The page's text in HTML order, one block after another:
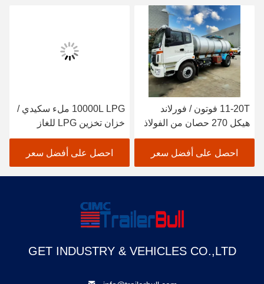
11-20T فوتون / فورلاند
هيكل 270 حصان من الفولاذ
المقاوم للصدأ SS304 ناقل
للماء وتوصيل الطعام
احصل على أفضل سعر
10000L LPG ملء سكيدي /
خزان تخزين LPG للغاز
البترولي المسال
احصل على أفضل سعر
GET INDUSTRY & VEHICLES CO.,LTD